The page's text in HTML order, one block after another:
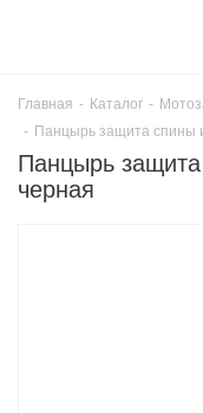
Главная - Каталог -
- Панцырь защита спины
Панцырь
черная